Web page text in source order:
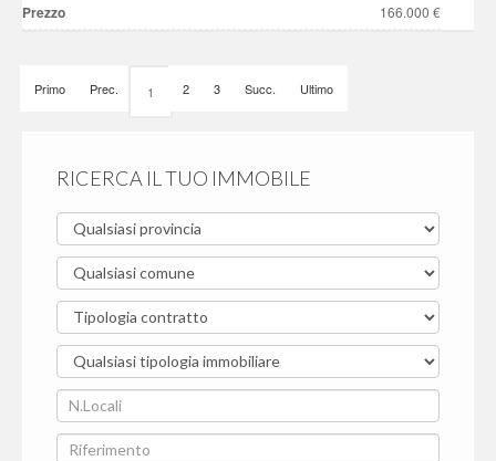
Prezzo 166.000 €
Primo Prec. 1 2 3 Succ. Ultimo
RICERCA IL TUO IMMOBILE